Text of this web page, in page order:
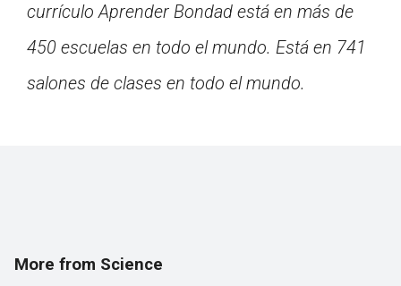
currículo Aprender Bondad está en más de
450 escuelas en todo el mundo. Está en 741
salones de clases en todo el mundo.
More from Science